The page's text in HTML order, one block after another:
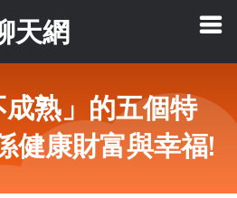
天網
熟」的五個特
健康財富與幸福!